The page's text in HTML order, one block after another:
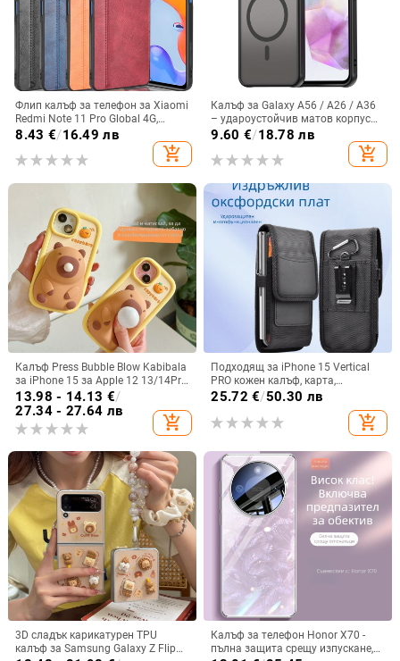
Флип калъф за телефон за Xiaomi
Redmi Note 11 Pro Global 4G,
имитационна кожа, бизнес стил
8.43 €/16.49 лв
add_shopping_cart
Калъф за Galaxy A56 / A26 / A36
– удароустойчив матов корпус
от PC+TPU с текстура на кожа
9.60 €/18.78 лв
add_shopping_cart
Калъф Press Bubble Blow Kabibala
за iPhone 15 за Apple 12 13/14Pro
Max, устойчив на изпускане 11
13.98 - 14.13 €/
27.34 - 27.64 лв
add_shopping_cart
Подходящ за iPhone 15 Vertical
PRO кожен калъф, карта,
оксфордски плат, найлонов плат,
мобилен телефон
25.72 €/50.30 лв
add_shopping_cart
3D сладък карикатурен TPU
калъф за Samsung Galaxy Z Flip
Калъф за телефон Honor X70 -
пълна защита срещу изпускане,